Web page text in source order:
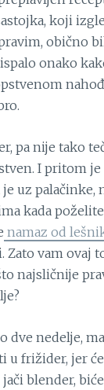
koji
obično
onako
pa nije tako
I pritom je
je uz
kada
namaz od
Zato vam ovaj
najsličnije
dve nedelje,
u frižider, jer
blender,